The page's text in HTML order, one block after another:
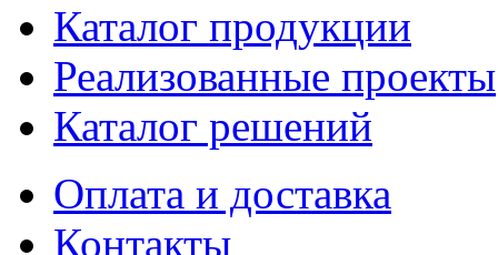
Каталог продукции
Реализованные проекты
Каталог решений
Оплата и доставка
Контакты